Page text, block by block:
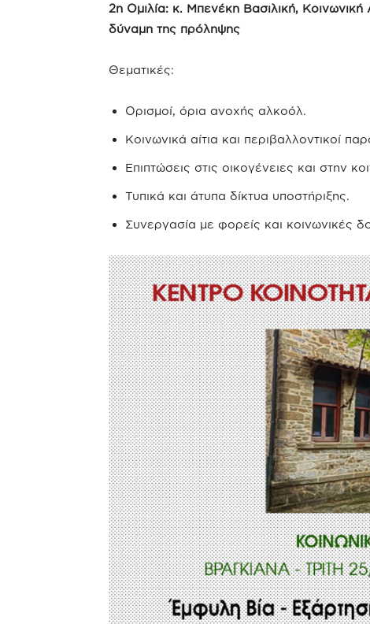
2η Ομιλία: κ. Μπενέκη Βασιλική,
δύναμη της πρόληψης
Θεματικές:
Ορισμοί, όρια ανοχής αλκοόλ.
Κοινωνικά αίτια και περιβαλλοντικοί
Επιπτώσεις στις οικογένειες και στην
Τυπικά και άτυπα δίκτυα υποστήριξης.
Συνεργασία με φορείς και κοινωνικές